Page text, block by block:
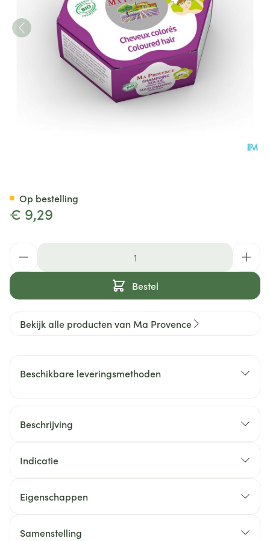
€ 9,29
Bestel
Op bestelling
Bekijk alle producten van Ma Provence
Beschikbare leveringsmethoden
Beschrijving
Indicatie
Eigenschappen
Samenstelling